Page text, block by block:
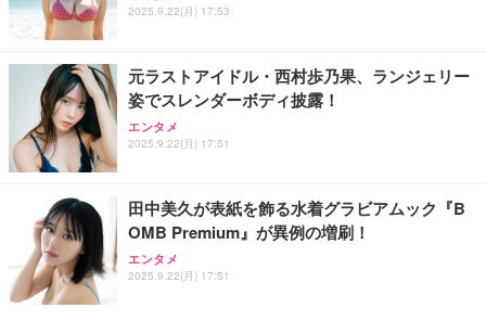
2025.9.22(月) 17:53
元ラストアイドル・西村歩乃果、ランジェリー
姿でスレンダーボディ披露！
エンタメ
2025.9.22(月) 17:51
田中美久が表紙を飾る水着グラビアムック『B
OMB Premium』が異例の増刷！
エンタメ
2025.9.22(月) 17:51